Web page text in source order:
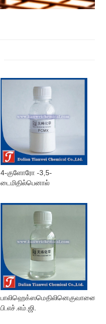
4-குளோரோ -3,5-
டைமிதில்பெனால்
பி.எச்.எம்.ஜி.